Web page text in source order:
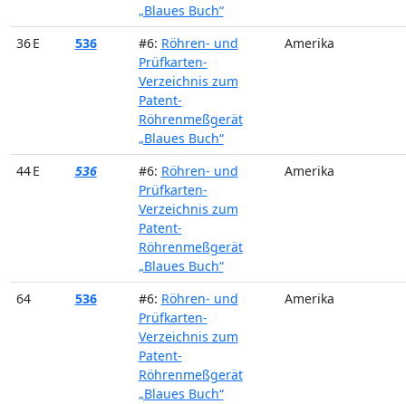
„Blaues Buch“
36 E
536 #6: Röhren- und
Prüfkarten-
Verzeichnis zum
Patent-
Röhrenmeßgerät
„Blaues Buch“
Amerika
44 E 536 #6: Röhren- und
Prüfkarten-
Verzeichnis zum
Patent-
Röhrenmeßgerät
„Blaues Buch“
Amerika
64 536 #6: Röhren- und
Prüfkarten-
Verzeichnis zum
Patent-
Röhrenmeßgerät
„Blaues Buch“
Amerika